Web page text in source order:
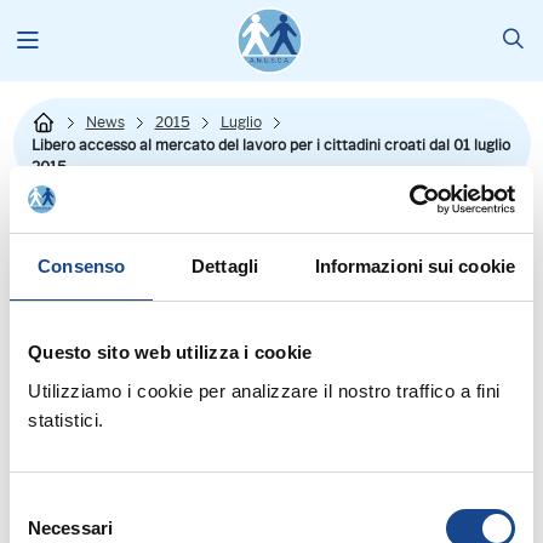
Consenso Dettagli Informazioni sui cookie
Questo sito web utilizza i cookie
Utilizziamo i cookie per analizzare il nostro traffico a fini
statistici.
delNecessari
News 2015
Luglio
Libero accesso al mercato del lavoro per i cittadini croati dal 01 luglio
2015
Sociali, lo Stato italiano ha deciso di non prorogare oltre il 30